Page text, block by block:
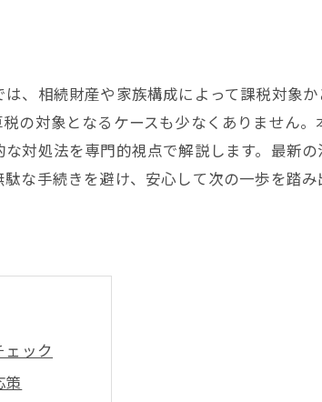
、相続財産や家族構成によって課税対象
の対象となるケースも少なくありません。
対処法を専門的視点で解説します。最新
な手続きを避け、安心して次の一歩を踏み
ック
策